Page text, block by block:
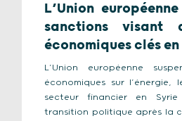
L’Union
sanctions visant
économiques clés
L’Union européenne
économiques sur l’énergie,
secteur financier en
transition politique après la